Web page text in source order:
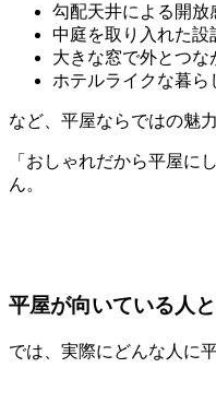
勾配天井による開放
中庭を取り入れた設
大きな窓で外とつな
ホテルライクな暮ら
など、平屋ならではの魅
「おしゃれだから平屋に
ん。
平屋が向いている人
では、実際にどんな人に